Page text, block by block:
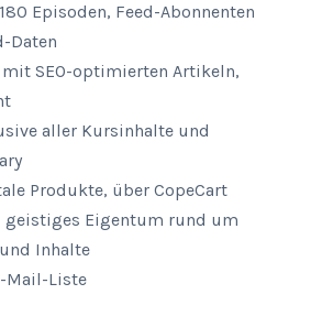
Episoden, Feed-Abonnenten
Daten
SEO-optimierten Artikeln,
aller Kursinhalte und
Produkte, über CopeCart
geistiges Eigentum rund um
Inhalte
Mail-Liste